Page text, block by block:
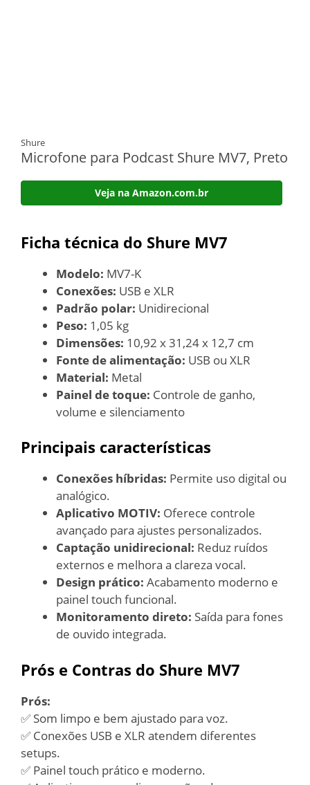
Shure
Microfone para Podcast Shure MV7, Preto
Veja na Amazon.com.br
Ficha técnica do Shure MV7
Modelo: MV7-K
Conexões: USB e XLR
Padrão polar: Unidirecional
Peso: 1,05 kg
Dimensões: 10,92 x 31,24 x 12,7 cm
Fonte de alimentação: USB ou XLR
Material: Metal
Painel de toque: Controle de ganho,
volume e silenciamento
Principais características
Conexões híbridas: Permite uso digital ou
analógico.
Aplicativo MOTIV: Oferece controle
avançado para ajustes personalizados.
Captação unidirecional: Reduz ruídos
externos e melhora a clareza vocal.
Design prático: Acabamento moderno e
painel touch funcional.
Monitoramento direto: Saída para fones
de ouvido integrada.
Prós e Contras do Shure MV7
Prós:
✅ Som limpo e bem ajustado para voz.
✅ Conexões USB e XLR atendem diferentes
setups.
✅ Painel touch prático e moderno.